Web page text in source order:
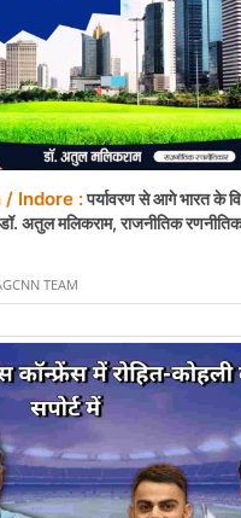
/ Indore :पर्यावरण से आगे भारत के
'कार्बन क्रेडिट' - डॉ. अतुल मलिकराम, राजनीतिक
TEAM